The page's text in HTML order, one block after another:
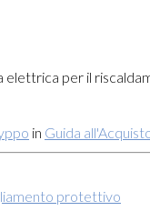
elettrica per il
in Guida
protettivo